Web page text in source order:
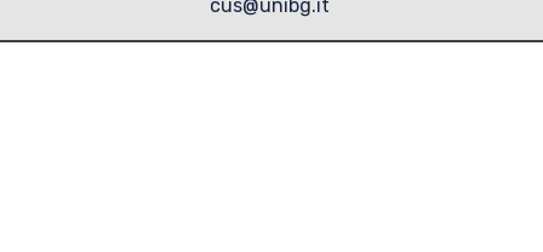
cus@unibg.it